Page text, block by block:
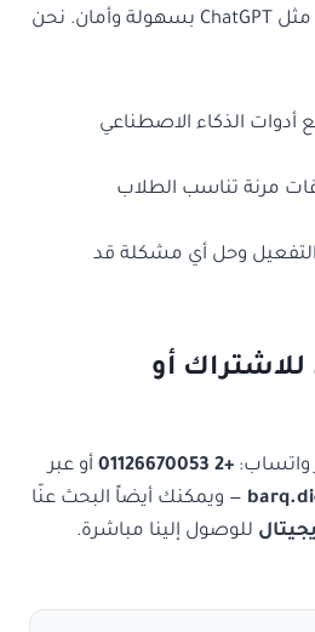
أدوات الذكاء الاصطناعي مثل ChatGPT بسهولة وأمان. نحن
الذكاء الاصطناعي
مرنة تناسب الطلاب
وحل أي مشكلة قد
أو
واتساب: +2 01126670053
أو عبر
— ويمكنك أيضاً البحث عنّا
للوصول إلينا مباشرة.